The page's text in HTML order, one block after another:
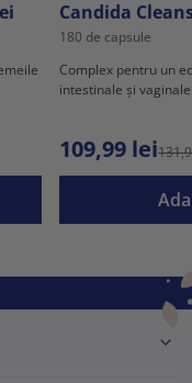
Candida
180 de capsule
Complex pentru un
intestinale și
109,99 lei